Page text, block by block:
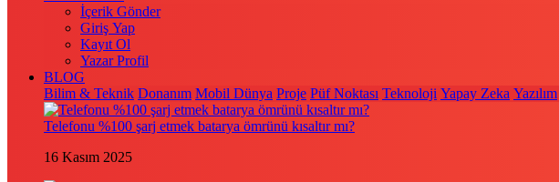
İçerik Gönder
Giriş Yap
Kayıt Ol
Yazar Profil
BLOG
Bilim & Teknik Donanım Mobil Dünya Proje Püf Noktası Teknoloji Yapay Zeka Yazılım
Telefonu %100 şarj etmek batarya ömrünü kısaltır mı?
16 Kasım 2025